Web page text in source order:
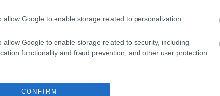
allow Google to enable storage related to personalization.
allow Google to enable storage related to security, including
functionality and fraud prevention, and other user protection.
CONFIRM